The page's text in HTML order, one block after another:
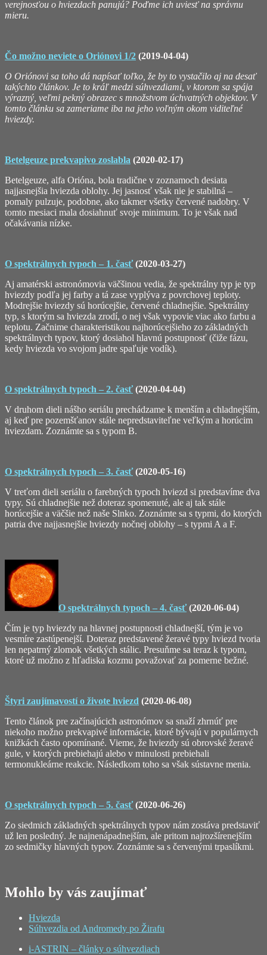
verejnosťou o hviezdach panujú? Poďme ich uviesť na správnu
mieru.
Čo možno neviete o Oriónovi 1/2 (2019-04-04)
O Oriónovi sa toho dá napísať toľko, že by to vystačilo aj na desať
takýchto článkov. Je to kráľ medzi súhvezdiami, v ktorom sa spája
výrazný, veľmi pekný obrazec s množstvom úchvatných objektov. V
tomto článku sa zameriame iba na jeho voľným okom viditeľné
hviezdy.
Betelgeuze prekvapivo zoslabla (2020-02-17)
Betelgeuze, alfa Orióna, bola tradične v zoznamoch desiata
najjasnejšia hviezda oblohy. Jej jasnosť však nie je stabilná –
pomaly pulzuje, podobne, ako takmer všetky červené nadobry. V
tomto mesiaci mala dosiahnuť svoje minimum. To je však nad
očakávania nízke.
O spektrálnych typoch – 1. časť (2020-03-27)
Aj amatérski astronómovia väčšinou vedia, že spektrálny typ je typ
hviezdy podľa jej farby a tá zase vyplýva z povrchovej teploty.
Modrejšie hviezdy sú horúcejšie, červené chladnejšie. Spektrálny
typ, s ktorým sa hviezda zrodí, o nej však vypovie viac ako farbu a
teplotu. Začnime charakteristikou najhorúcejšieho zo základných
spektrálnych typov, ktorý dosiahol hlavnú postupnosť (čiže fázu,
kedy hviezda vo svojom jadre spaľuje vodík).
O spektrálnych typoch – 2. časť (2020-04-04)
V druhom dieli nášho seriálu prechádzame k menším a chladnejším,
aj keď pre pozemšťanov stále nepredstaviteľne veľkým a horúcim
hviezdam. Zoznámte sa s typom B.
O spektrálnych typoch – 3. časť (2020-05-16)
V treťom dieli seriálu o farebných typoch hviezd si predstavíme dva
typy. Sú chladnejšie než doteraz spomenuté, ale aj tak stále
horúcejšie a väčšie než naše Slnko. Zoznámte sa s typmi, do ktorých
patria dve najjasnejšie hviezdy nočnej oblohy – s typmi A a F.
O spektrálnych typoch – 4. časť (2020-06-04)
Čím je typ hviezdy na hlavnej postupnosti chladnejší, tým je vo
vesmíre zastúpenejší. Doteraz predstavené žeravé typy hviezd tvoria
len nepatrný zlomok všetkých stálic. Presuňme sa teraz k typom,
ktoré už možno z hľadiska kozmu považovať za pomerne bežné.
Štyri zaujímavostí o živote hviezd (2020-06-08)
Tento článok pre začínajúcich astronómov sa snaží zhrnúť pre
niekoho možno prekvapivé informácie, ktoré bývajú v populárnych
knižkách často opomínané. Vieme, že hviezdy sú obrovské žeravé
gule, v ktorých prebiehajú alebo v minulosti prebiehali
termonukleárne reakcie. Následkom toho sa však sústavne menia.
O spektrálnych typoch – 5. časť (2020-06-26)
Zo siedmich základných spektrálnych typov nám zostáva predstaviť
už len posledný. Je najnenápadnejším, ale pritom najrozšírenejším
zo sedmičky hlavných typov. Zoznámte sa s červenými trpaslíkmi.
Mohlo by vás zaujímať
Hviezda
Súhvezdia od Andromedy po Žirafu
i-ASTRIN – články o súhvezdiach